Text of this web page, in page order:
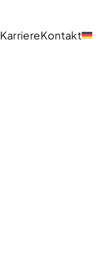
KarriereKontakt